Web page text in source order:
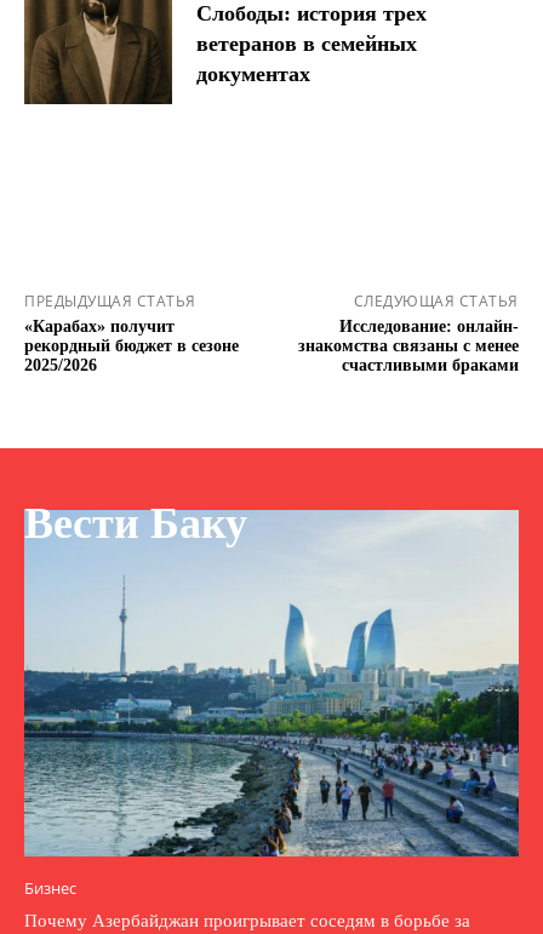
Слободы: история трех
ветеранов в семейных
документах
ПРЕДЫДУЩАЯ СТАТЬЯ
«Карабах» получит
рекордный бюджет в сезоне
2025/2026
СЛЕДУЮЩАЯ СТАТЬЯ
Исследование: онлайн-
знакомства связаны с менее
счастливыми браками
Вести Баку
Бизнес
Почему Азербайджан проигрывает соседям в борьбе за